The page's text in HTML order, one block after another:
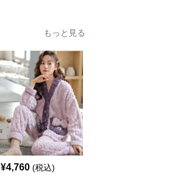
もっと見る
¥4,760 (税込)